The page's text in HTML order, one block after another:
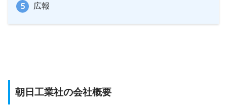
広報
朝日工業社の会社概要